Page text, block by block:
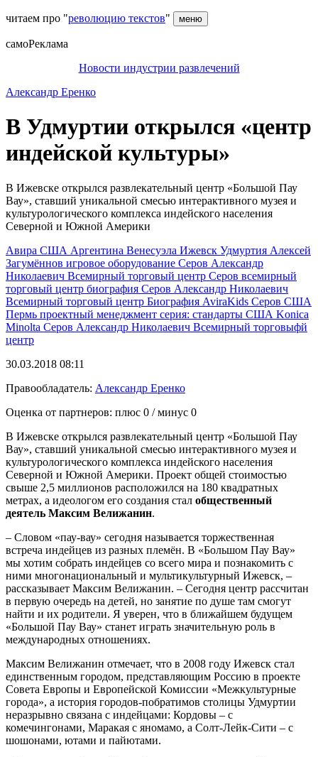
читаем про "революцию текстов" меню
самоРеклама
Новости индустрии развлечений
Александр Еренко
В Удмуртии открылся «центр
индейской культуры»
В Ижевске открылся развлекательный центр «Большой Пау
Вау», ставший уникальной смесью интерактивного музея и
культурологического комплекса индейского населения
Северной и Южной Америки
Авира США Аргентина Венесуэла Ижевск Удмуртия Алексей
Загумённов игровое оборудование Серов Александр
Николаевич Всемирный торговый центр Серов всемирный
торговый центр биография Серов Александр Николаевич
Всемирный торговый центр Биография AviraKids Серов США
Пермь проектный менеджмент серия: стандарты США Konica
Minolta Серов Александр Николаевич Всемирный торговыфй
центр
30.03.2018 08:11
Правообладатель: Александр Еренко
Оценка от партнеров: плюс 0 / минус 0
В Ижевске открылся развлекательный центр «Большой Пау
Вау», ставший уникальной смесью интерактивного музея и
культурологического комплекса индейского населения
Северной и Южной Америки. Проект общей стоимостью
свыше 2,5 миллионов расположился на 180 квадратных
метрах, а идеологом его создания стал общественный
деятель Максим Велижанин.
– Словом «пау-вау» сегодня называется торжественная
встреча индейцев из разных племён. В «Большом Пау Вау»
мы хотим собрать индейцев со всего мира и познакомить с
ними многонациональный и мультикультурный Ижевск, –
рассказывает Максим Велижанин. – Сегодня центр рассчитан
в первую очередь на детей, но занятие по душе там смогут
найти и их родители. Я уверен, что в ближайшем будущем
«Большой Пау Вау» станет играть значительную роль в
международных отношениях.
Максим Велижанин отмечает, что в 2008 году Ижевск стал
единственным городом, представляющим Россию в проекте
Совета Европы и Европейской Комиссии «Межкультурные
города», а история городов-побратимов столицы Удмуртии
неразрывно связана с индейцами: Кордовы – с
комечингонами, Маракая с яномамо, а Солт-Лейк-Сити – с
шошонами, ютами и пайютами.